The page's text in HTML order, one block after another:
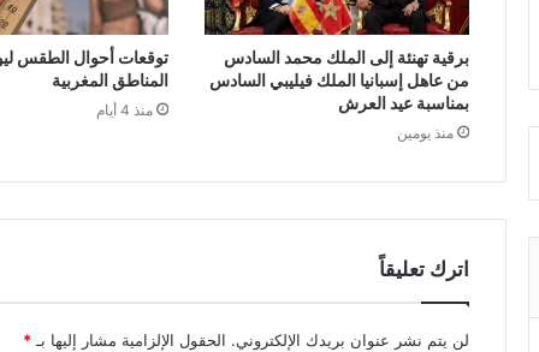
برقية تهنئة إلى الملك محمد السادس
من عاهل إسبانيا الملك فيليبي السادس
بمناسبة عيد العرش
منذ يومين
توقعات أحوال الطقس
المناطق المغربية
منذ 4 أيام
اترك تعليقاً
لن يتم نشر عنوان بريدك الإلكتروني. الحقول الإلزامية مشار إليها بـ *